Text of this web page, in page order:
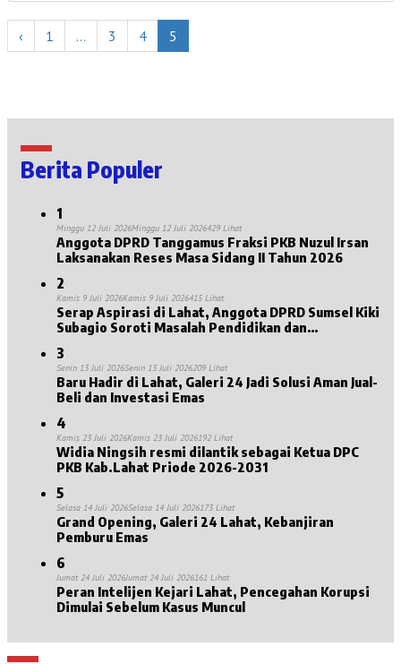
‹ 1 … 3 4 5
Berita Populer
1
Minggu 12 Juli 2026Minggu 12 Juli 2026429 Lihat
Anggota DPRD Tanggamus Fraksi PKB Nuzul Irsan
Laksanakan Reses Masa Sidang II Tahun 2026
2
Kamis 9 Juli 2026Kamis 9 Juli 2026415 Lihat
Serap Aspirasi di Lahat, Anggota DPRD Sumsel Kiki
Subagio Soroti Masalah Pendidikan dan
3
Senin 13 Juli 2026Senin 13 Juli 2026209 Lihat
Baru Hadir di Lahat, Galeri 24 Jadi Solusi Aman Jual-
Beli dan Investasi Emas
4
Kamis 23 Juli 2026Kamis 23 Juli 2026192 Lihat
Widia Ningsih resmi dilantik sebagai Ketua DPC
PKB Kab.Lahat Priode 2026-2031
5
Selasa 14 Juli 2026Selasa 14 Juli 2026173 Lihat
Grand Opening, Galeri 24 Lahat, Kebanjiran
Pemburu Emas
6
Jumat 24 Juli 2026Jumat 24 Juli 2026161 Lihat
Peran Intelijen Kejari Lahat, Pencegahan Korupsi
Dimulai Sebelum Kasus Muncul